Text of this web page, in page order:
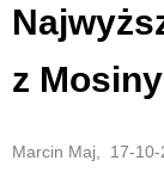
z Mosiny
Marcin Maj, 17-10-